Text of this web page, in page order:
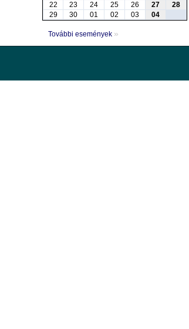
22
23 24 25 26 27
28
29
30 01 02 03 04
További események »